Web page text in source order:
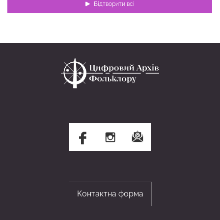
Відтворити всі
Контактна форма